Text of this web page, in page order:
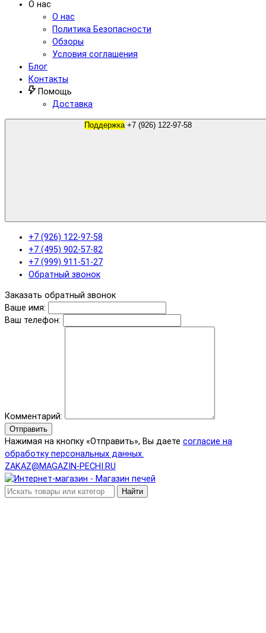
О нас
О нас
Политика Безопасности
Обзоры
Условия соглашения
Блог
Контакты
Помощь
Доставка
Поддержка +7 (926) 122-97-58
+7 (926) 122-97-58
+7 (495) 902-57-82
+7 (999) 911-51-27
Обратный звонок
Заказать обратный звонок
Ваше имя:
Ваш телефон:
Комментарий:
Отправить
Нажимая на кнопку «Отправить», Вы даете согласие на
обработку персональных данных.
ZAKAZ@MAGAZIN-PECHI.RU
Найти